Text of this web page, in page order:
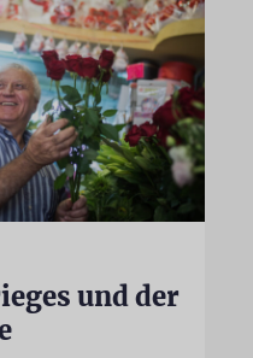
und der